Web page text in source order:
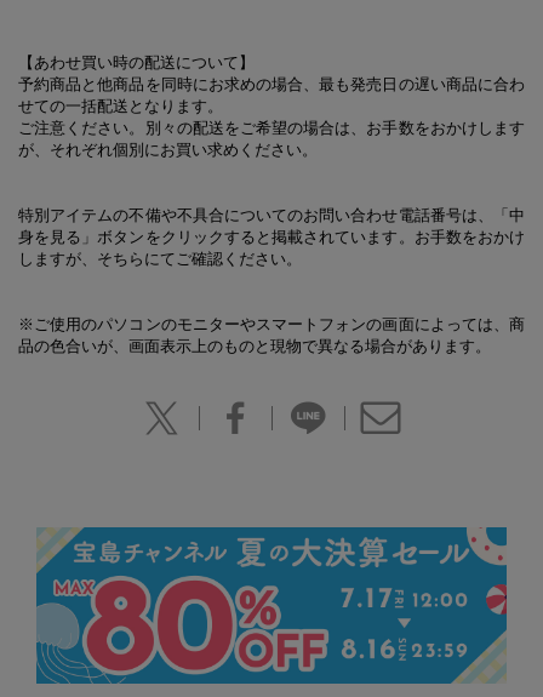
【あわせ買い時の配送について】
予約商品と他商品を同時にお求めの場合、最も発売日の遅い商品に合わ
せての一括配送となります。
ご注意ください。別々の配送をご希望の場合は、お手数をおかけします
が、それぞれ個別にお買い求めください。
特別アイテムの不備や不具合についてのお問い合わせ電話番号は、「中
身を見る」ボタンをクリックすると掲載されています。お手数をおかけ
しますが、そちらにてご確認ください。
※ご使用のパソコンのモニターやスマートフォンの画面によっては、商
品の色合いが、画面表示上のものと現物で異なる場合があります。